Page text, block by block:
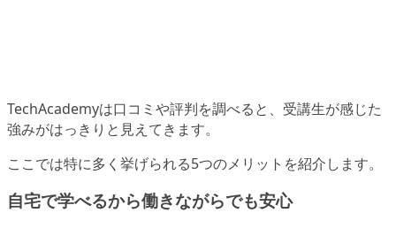
TechAcademyは口コミや評判を調べると、受講生が感じた
強みがはっきりと見えてきます。
ここでは特に多く挙げられる5つのメリットを紹介します。
自宅で学べるから働きながらでも安心